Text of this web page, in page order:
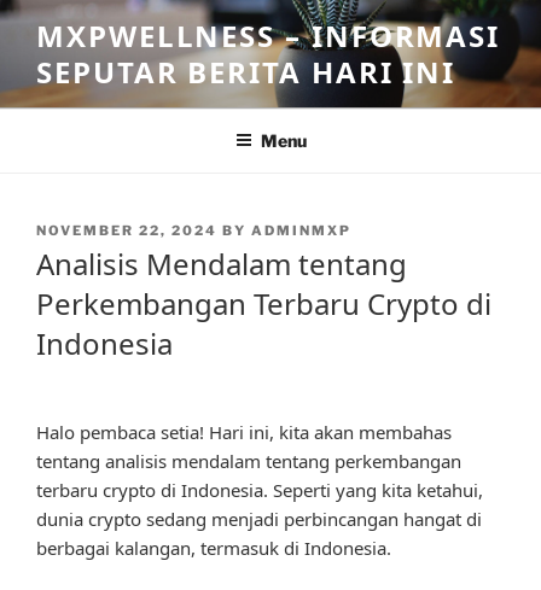
Skip
content
MXPWELLNESS – INFORMASI
SEPUTAR BERITA HARI INI
Menu
POSTED
NOVEMBER 22, 2024 BY ADMINMXP
Analisis Mendalam tentang
Perkembangan Terbaru Crypto di
Indonesia
Halo pembaca setia! Hari ini, kita akan membahas
tentang analisis mendalam tentang perkembangan
terbaru crypto di Indonesia. Seperti yang kita ketahui,
dunia crypto sedang menjadi perbincangan hangat di
berbagai kalangan, termasuk di Indonesia.